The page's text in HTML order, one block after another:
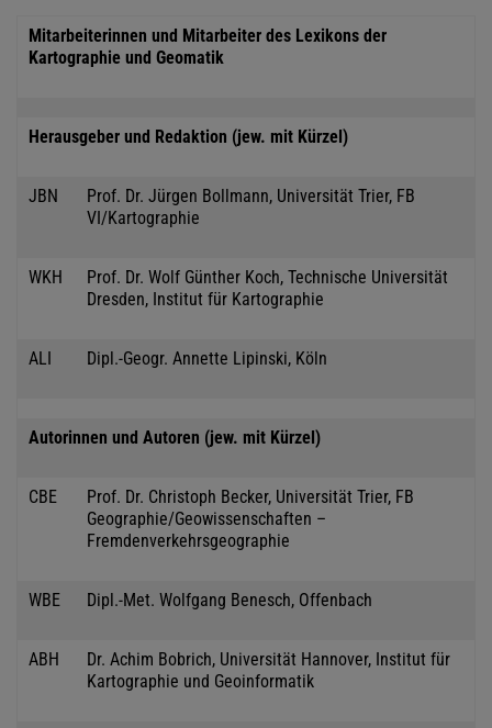
Mitarbeiterinnen und Mitarbeiter des Lexikons der
Kartographie und Geomatik
Herausgeber und Redaktion (jew. mit Kürzel)
JBN
Prof. Dr. Jürgen Bollmann, Universität Trier, FB
VI/Kartographie
WKH
Prof. Dr. Wolf Günther Koch, Technische Universität
Dresden, Institut für Kartographie
ALI Dipl.-Geogr. Annette Lipinski, Köln
Autorinnen und Autoren (jew. mit Kürzel)
CBE
Prof. Dr. Christoph Becker, Universität Trier, FB
Geographie/Geowissenschaften –
Fremdenverkehrsgeographie
WBE Dipl.-Met. Wolfgang Benesch, Offenbach
ABH
Dr. Achim Bobrich, Universität Hannover, Institut für
Kartographie und Geoinformatik